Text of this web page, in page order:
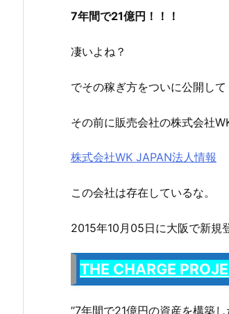
7年間で21億円！！！
凄いよね？
でその稼ぎ方をついに公開し
その前に販売会社の株式会社
株式会社WK JAPAN法人情報
この会社は存在しているな。
2015年10月05日に大阪で新規
THE CHARGE
’’7年間で21億円の資産を構築し